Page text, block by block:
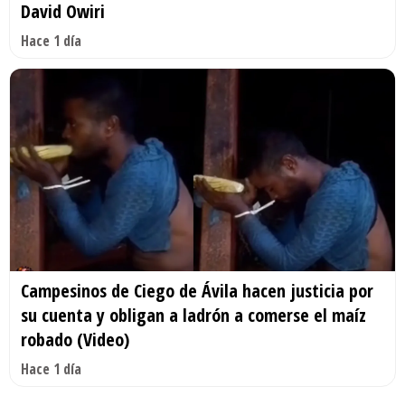
David Owiri
Hace 1 día
Campesinos de Ciego de Ávila hacen justicia por
su cuenta y obligan a ladrón a comerse el maíz
robado (Video)
Hace 1 día